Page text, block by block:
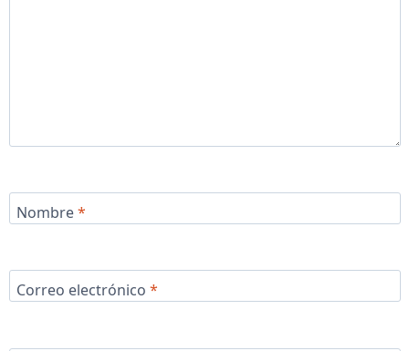
Nombre*
Correo electrónico *